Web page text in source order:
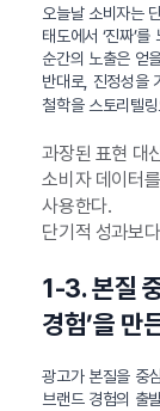
오늘날 소비자는
태도에서 ‘진짜’
순간의 노출은 얻
반대로, 진정성을
철학을 스토리텔
과장된 표현 대
소비자 데이터
사용한다.
단기적 성과보
1-3. 본질
경험’을 만
광고가 본질을 중
브랜드 경험의 출